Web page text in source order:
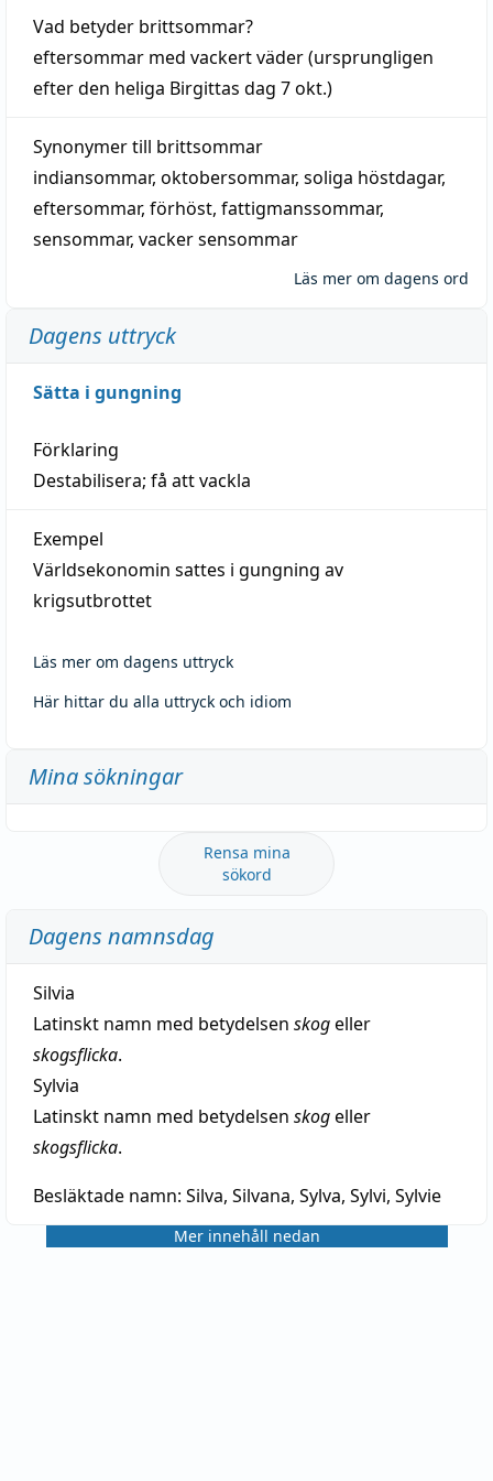
Vad betyder brittsommar?
eftersommar med vackertväder(ursprungligen
efter den heliga Birgittas dag 7 okt.)
Synonymer till brittsommar
indiansommar, oktobersommar, soliga höstdagar,
eftersommar, förhöst, fattigmanssommar,
sensommar, vacker sensommar
Läs mer om dagens ord
Dagens uttryck
Sätta i gungning
Förklaring
Destabilisera; få att vackla
Exempel
Världsekonomin sattes i gungning av
krigsutbrottet
Läs mer om dagens uttryck
Här hittar du alla uttryck och idiom
Mina sökningar
Rensa mina
sökord
Dagens namnsdag
Silvia
Latinskt namn med betydelsen skogeller
skogsflicka.
Sylvia
Latinskt namn med betydelsen skogeller
skogsflicka.
Besläktade namn: Silva, Silvana, Sylva, Sylvi, Sylvie
Mer innehåll nedan